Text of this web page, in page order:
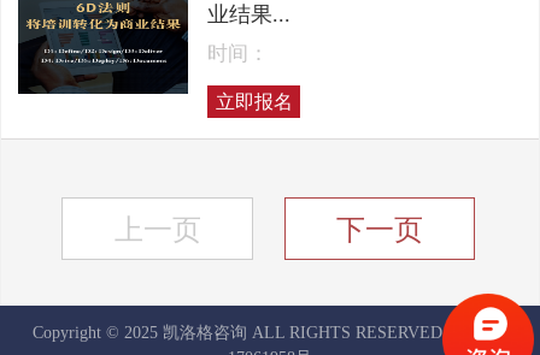
业结果...
时间：
立即报名
上一页 下一页
Copyright © 2025 凯洛格咨询 ALL RIGHTS RESERVED
京ICP备